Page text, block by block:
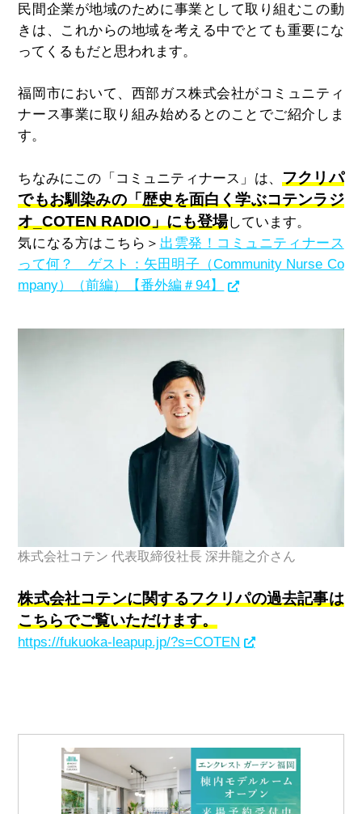
民間企業が地域のために事業として取り組むこの動
きは、これからの地域を考える中でとても重要にな
ってくるもだと思われます。
福岡市において、西部ガス株式会社がコミュニティ
ナース事業に取り組み始めるとのことでご紹介しま
す。
ちなみにこの「コミュニティナース」は、フクリパ
でもお馴染みの「歴史を面白く学ぶコテンラジ
オ_COTEN RADIO」にも登場しています。
気になる方はこちら＞ 出雲発！コミュニティナース
って何？ ゲスト：矢田明子（Community Nurse Co
mpany）（前編）【番外編＃94】
株式会社コテン 代表取締役社長 深井龍之介さん
株式会社コテンに関するフクリパの過去記事は
こちらでご覧いただけます。
https://fukuoka-leapup.jp/?s=COTEN